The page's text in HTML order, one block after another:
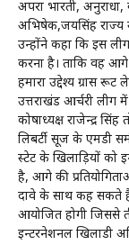
अपरा भारती, अनुराधा,
अभिषेक,जयसिंह राज्य
उन्होंने कहा कि इस लीग
करना है। ताकि वह आगे
हमारा उद्देश्य ग्रास
उत्तराखंड आर्चरी लीग
कोषाध्यक्ष राजेन्द्र
लिबर्टी सूज के एमडी
स्टेट के खिलाड़ियों को
है, आगे की
दावे के साथ कह सकते
आयोजित होगी जिससे
इन्टरनेशनल खिलाडी